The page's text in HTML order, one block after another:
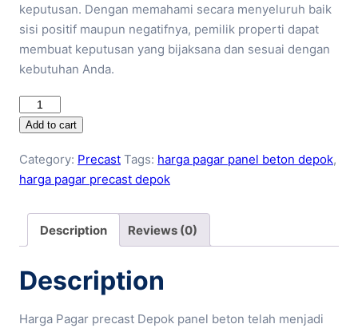
keputusan. Dengan memahami secara menyeluruh baik
sisi positif maupun negatifnya, pemilik properti dapat
membuat keputusan yang bijaksana dan sesuai dengan
kebutuhan Anda.
Harga
Pagar
Depok
quantity
Add to cart
Category: Precast Tags: harga pagar panel beton depok,
harga pagar precast depok
Description Reviews (0)
Description
Harga Pagar precast Depok panel beton telah menjadi